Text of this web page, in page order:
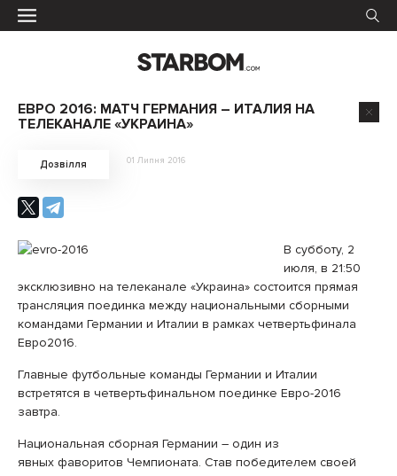
ЕВРО 2016: МАТЧ ГЕРМАНИЯ – ИТАЛИЯ НА
ТЕЛЕКАНАЛЕ «УКРАИНА»
Дозвілля 01 Липня 2016
В субботу, 2
июля, в 21:50
эксклюзивно на телеканале «Украина» состоится прямая
трансляция поединка между национальными сборными
командами Германии и Италии в рамках четвертьфинала
Евро2016.
Главные футбольные команды Германии и Италии
встретятся в четвертьфинальном поединке Евро-2016
завтра.
Национальная сборная Германии – один из
явных фаворитов Чемпионата. Став победителем своей